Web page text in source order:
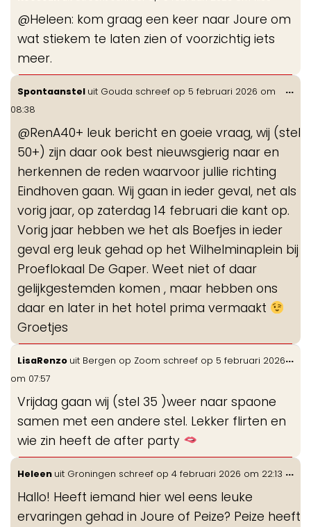
@Heleen: kom graag een keer naar Joure om
wat stiekem te laten zien of voorzichtig iets
meer.
Spontaanstel uit Gouda schreef op 5 februari 2026 om
08:38
@RenA40+ leuk bericht en goeie vraag, wij (stel
50+) zijn daar ook best nieuwsgierig naar en
herkennen de reden waarvoor jullie richting
Eindhoven gaan. Wij gaan in ieder geval, net als
vorig jaar, op zaterdag 14 februari die kant op.
Vorig jaar hebben we het als Boefjes in ieder
geval erg leuk gehad op het Wilhelminaplein bij
Proeflokaal De Gaper. Weet niet of daar
gelijkgestemden komen , maar hebben ons
daar en later in het hotel prima vermaakt
Groetjes
...
LisaRenzo uit Bergen op Zoom schreef op 5 februari 2026
om 07:57
Vrijdag gaan wij (stel 35 )weer naar spaone
samen met een andere stel. Lekker flirten en
wie zin heeft de after party
...
Heleen uit Groningen schreef op 4 februari 2026 om 22:13
Hallo! Heeft iemand hier wel eens leuke
ervaringen gehad in Joure of Peize? Peize heeft
...